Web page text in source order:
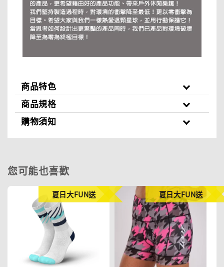
商品特色
商品規格
購物須知
您可能也喜歡
夏日大FUN送 夏日大FUN送